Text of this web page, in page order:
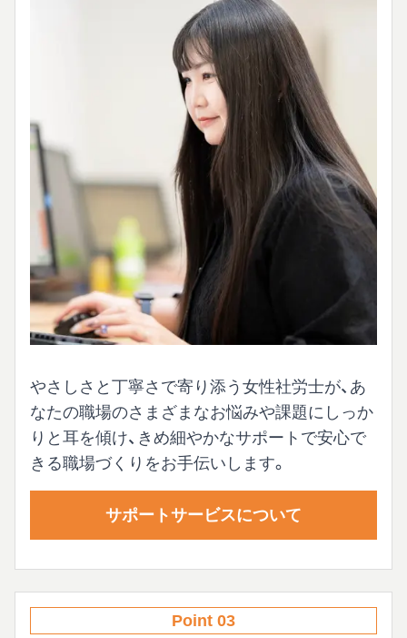
やさしさと丁寧さで寄り添う女性社労士が、あ
なたの職場のさまざまなお悩みや課題にしっか
りと耳を傾け、きめ細やかなサポートで安心で
きる職場づくりをお手伝いします。
サポートサービスについて
Point 03